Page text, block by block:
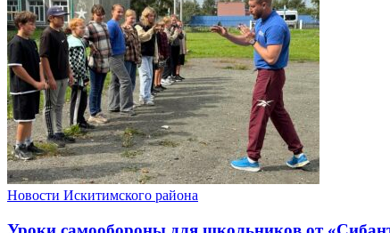
Новости Искитимского района